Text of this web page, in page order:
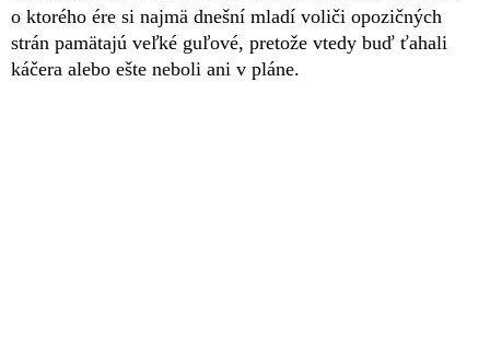
o ktorého ére si najmä dnešní mladí voliči opozičných
strán pamätajú veľké guľové, pretože vtedy buď ťahali
káčera alebo ešte neboli ani v pláne.